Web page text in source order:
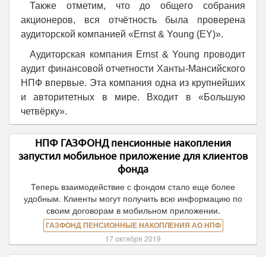
Также отметим, что до общего собрания
акционеров, вся отчётность была проверена
аудиторской компанией «Ernst & Young (EY)».
Аудиторская компания Ernst & Young проводит
аудит финансовой отчетности Ханты-Мансийского
НПФ впервые. Эта компания одна из крупнейших
и авторитетных в мире. Входит в «Большую
четвёрку».
НПФ ГАЗФОНД пенсионные накопления
запустил мобильное приложение для клиентов
фонда
Теперь взаимодействие с фондом стало еще более
удобным. Клиенты могут получить всю информацию по
своим договорам в мобильном приложении.
ГАЗФОНД ПЕНСИОННЫЕ НАКОПЛЕНИЯ АО НПФ
17 октября 2019